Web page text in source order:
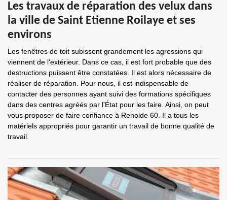
Les travaux de réparation des velux dans
la ville de Saint Etienne Roilaye et ses
environs
Les fenêtres de toit subissent grandement les agressions qui
viennent de l'extérieur. Dans ce cas, il est fort probable que des
destructions puissent être constatées. Il est alors nécessaire de
réaliser de réparation. Pour nous, il est indispensable de
contacter des personnes ayant suivi des formations spécifiques
dans des centres agréés par l'État pour les faire. Ainsi, on peut
vous proposer de faire confiance à Renolde 60. Il a tous les
matériels appropriés pour garantir un travail de bonne qualité de
travail.